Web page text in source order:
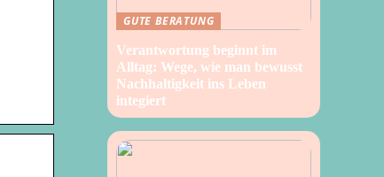
GUTE BERATUNG
Verantwortung beginnt im
Alltag: Wege, wie man bewusst
Nachhaltigkeit ins Leben
integiert